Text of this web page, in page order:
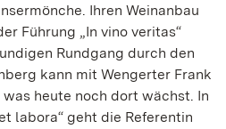
Ihren Weinanbau
Führung „In vino veritas“
Rundgang durch den
kann mit Wengerter Frank
heute noch dort wächst. In
labora“ geht die Referentin